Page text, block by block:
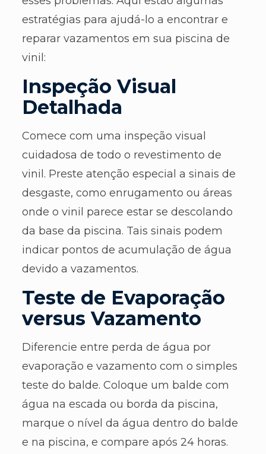
estratégias para ajudá-lo a encontrar e
reparar vazamentos em sua piscina de
vinil:
Inspeção Visual
Detalhada
Comece com uma inspeção visual
cuidadosa de todo o revestimento de
vinil. Preste atenção especial a sinais de
desgaste, como enrugamento ou áreas
onde o vinil parece estar se descolando
da base da piscina. Tais sinais podem
indicar pontos de acumulação de água
devido a vazamentos.
Teste de Evaporação
versus Vazamento
Diferencie entre perda de água por
evaporação e vazamento com o simples
teste do balde. Coloque um balde com
água na escada ou borda da piscina,
marque o nível da água dentro do balde
e na piscina, e compare após 24 horas.